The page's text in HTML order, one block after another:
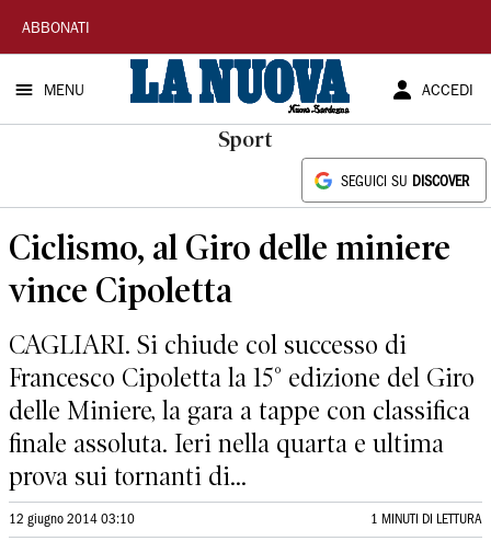
La
Nuova
Sardegna
ABBONATI
MENU ACCEDI
Sport
SEGUICI SU DISCOVER
Ciclismo, al Giro delle miniere
vince Cipoletta
CAGLIARI. Si chiude col successo di
Francesco Cipoletta la 15° edizione del Giro
delle Miniere, la gara a tappe con classifica
finale assoluta. Ieri nella quarta e ultima
prova sui tornanti di...
12 giugno 2014 03:10 1 MINUTI DI LETTURA